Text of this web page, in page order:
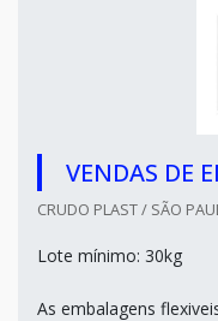
VENDAS DE
CRUDO PLAST / SÃO
Lote mínimo: 30kg
As embalagens